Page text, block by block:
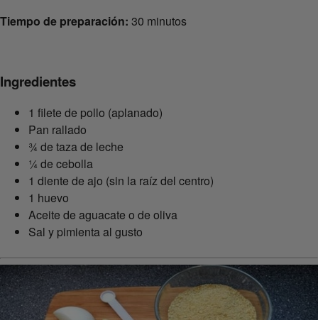
Tiempo de preparación: 30 minutos
Ingredientes
1 filete de pollo (aplanado)
Pan rallado
¾ de taza de leche
¼ de cebolla
1 diente de ajo (sin la raíz del centro)
1 huevo
Aceite de aguacate o de oliva
Sal y pimienta al gusto